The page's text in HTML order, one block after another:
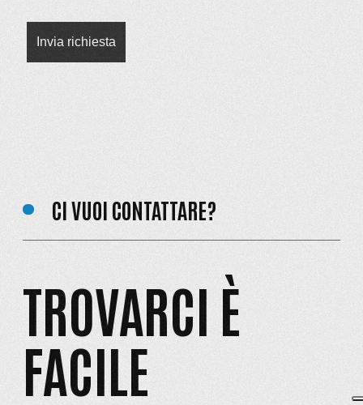
CI VUOI CONTATTARE?
TROVARCI È
FACILE